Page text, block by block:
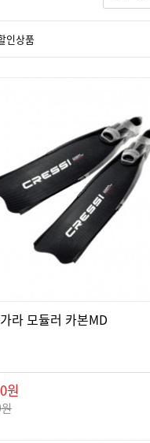
인상품
라 모듈러 카본MD
원